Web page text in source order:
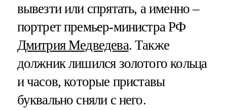
вывезти или спрятать, а именно –
портрет премьер-министра РФ
Дмитрия Медведева. Также
должник лишился золотого кольца
и часов, которые приставы
буквально сняли с него.